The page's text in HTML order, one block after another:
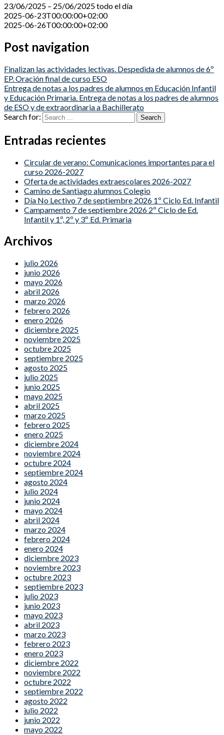
23/06/2025 – 25/06/2025todo el día
2025-06-23T00:00:00+02:00
2025-06-26T00:00:00+02:00
Post navigation
Finalizan las actividades lectivas. Despedida de alumnos de 6º
EP. Oración final de curso ESO
Entrega de notas a los padres de alumnos en Educación Infantil
y Educación Primaria. Entrega de notas a los padres de alumnos
de ESO y de extraordinaria a Bachillerato
Search for:
Entradas recientes
Circular de verano: Comunicaciones importantes para el
curso 2026-2027
Oferta de actividades extraescolares 2026-2027
Camino de Santiago alumnos Colegio
Día No Lectivo 7 de septiembre 2026 1º Ciclo Ed. Infantil
Campamento 7 de septiembre 2026 2º Ciclo de Ed.
Infantil y 1º, 2º y 3º Ed. Primaria
Archivos
julio 2026
junio 2026
mayo 2026
abril 2026
marzo 2026
febrero 2026
enero 2026
diciembre 2025
noviembre 2025
octubre 2025
septiembre 2025
agosto 2025
julio 2025
junio 2025
mayo 2025
abril 2025
marzo 2025
febrero 2025
enero 2025
diciembre 2024
noviembre 2024
octubre 2024
septiembre 2024
agosto 2024
julio 2024
junio 2024
mayo 2024
abril 2024
marzo 2024
febrero 2024
enero 2024
diciembre 2023
noviembre 2023
octubre 2023
septiembre 2023
julio 2023
junio 2023
mayo 2023
abril 2023
marzo 2023
febrero 2023
enero 2023
diciembre 2022
noviembre 2022
octubre 2022
septiembre 2022
agosto 2022
julio 2022
junio 2022
mayo 2022